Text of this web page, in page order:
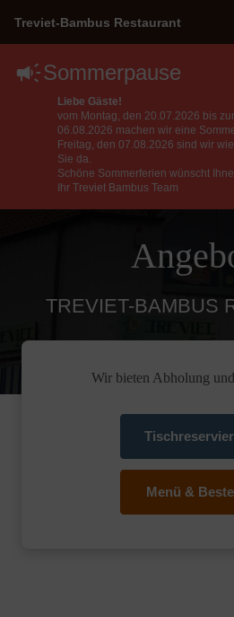
Treviet-Bambus Restaurant
Sommerpause
Liebe Gäste!
vom Montag, den 20.07.2026 bis
06.08.2026 machen wir eine
Freitag, den 07.08.2026 sind wir
Sie da.
Schöne Sommerferien wünscht
Ihr Treviet Bambus Team
TREVIET-BAMBUS
Wir bieten Abholung
Menü &